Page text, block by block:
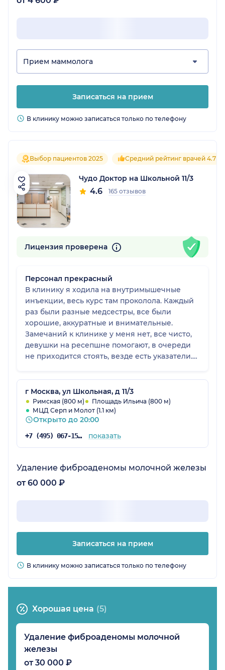
Прием маммолога
Записаться на прием
В клинику можно записаться только по телефону
Выбор пациентов 2025 Средний рейтинг врачей 4.7
Чудо Доктор на Школьной 11/3
4.6 165 отзывов
Лицензия проверена
Персонал прекрасный
В клинику я ходила на внутримышечные
инъекции, весь курс там проколола. Каждый
раз были разные медсестры, все были
хорошие, аккуратные и внимательные.
Замечаний к клинике у меня нет, все чисто,
девушки на ресепшне помогают, в очереди
не приходится стоять, везде есть указатели.
приезжала на метро, довольно быстро до нее
можно дойти от него. В общем, рекомендую.
г Москва, ул Школьная, д 11/3
Римская (800 м)
Площадь Ильича (800 м)
МЦД Серп и Молот (1.1 км)
Открыто до 20:00
+7 (495) 067-15-02 показать
Удаление фиброаденомы молочной железы
от 60 000 ₽
Записаться на прием
В клинику можно записаться только по телефону
Хорошая цена (5)
Удаление фиброаденомы молочной
железы
от 30 000 ₽